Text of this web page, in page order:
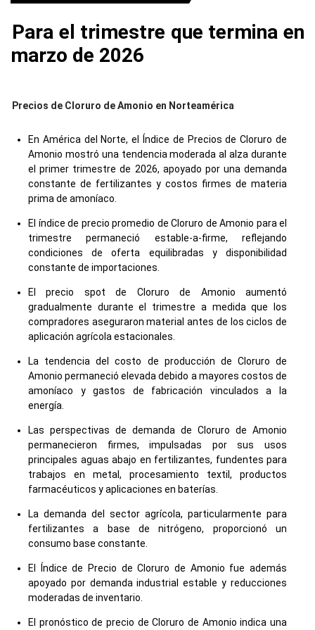
Para el trimestre que termina en
marzo de 2026
Precios de Cloruro de Amonio en Norteamérica
En América del Norte, el Índice de Precios de Cloruro de
Amonio mostró una tendencia moderada al alza durante
el primer trimestre de 2026, apoyado por una demanda
constante de fertilizantes y costos firmes de materia
prima de amoníaco.
El índice de precio promedio de Cloruro de Amonio para el
trimestre permaneció estable-a-firme, reflejando
condiciones de oferta equilibradas y disponibilidad
constante de importaciones.
El precio spot de Cloruro de Amonio aumentó
gradualmente durante el trimestre a medida que los
compradores aseguraron material antes de los ciclos de
aplicación agrícola estacionales.
La tendencia del costo de producción de Cloruro de
Amonio permaneció elevada debido a mayores costos de
amoníaco y gastos de fabricación vinculados a la
energía.
Las perspectivas de demanda de Cloruro de Amonio
permanecieron firmes, impulsadas por sus usos
principales aguas abajo en fertilizantes, fundentes para
trabajos en metal, procesamiento textil, productos
farmacéuticos y aplicaciones en baterías.
La demanda del sector agrícola, particularmente para
fertilizantes a base de nitrógeno, proporcionó un
consumo base constante.
El Índice de Precio de Cloruro de Amonio fue además
apoyado por demanda industrial estable y reducciones
moderadas de inventario.
El pronóstico de precio de Cloruro de Amonio indica una